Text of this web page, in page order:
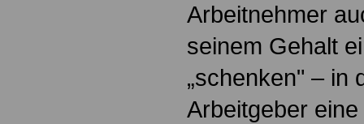
Arbeitnehmer
seinem Gehalt
„schenken" – in
Arbeitgeber